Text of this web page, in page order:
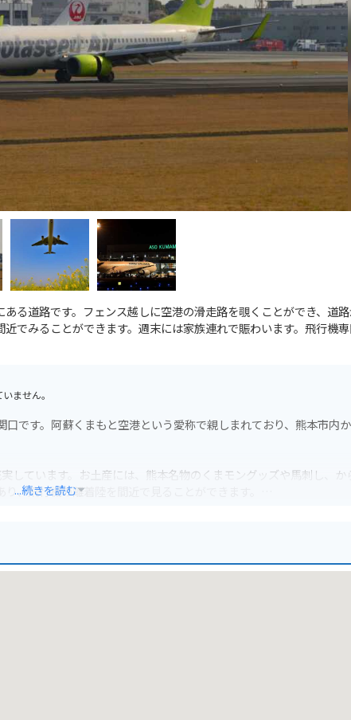
る道路です。フェンス越しに空港の滑走路を覗くことができ、道
でみることができます。週末には家族連れで賑わいます。飛行機
ません。
です。阿蘇くまもと空港という愛称で親しまれており、熊本市内
しています。お土産には、熊本名物のくまモングッズや馬刺し、か
、飛行機の離着陸を間近で見ることができます。
...続きを読む